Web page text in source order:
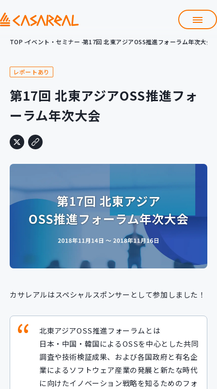
会社情報
サービス
プロダクト開発支援
クラウド導入支援
システム構築支援
研修サービス
カスタマイズコース 教材購入
新規開発サービス
パッケージ開発
イベント・セミナー
ニュース
採用情報
Contact
TOP イベント・セミナー 第17回 北東アジアOSS推進フォーラム年次大会
レポートあり
第17回 北東アジアOSS推進フォ
ーラム年次大会
カサレアルはスペシャルスポンサーとして参加しました！
北東アジアOSS推進フォーラムとは
日本・中国・韓国によるOSSを中心とした共同
調査や技術検証成果、および各国政府と有名企
業によるソフトウェア産業の発展と新たな時代
に向けたイノベーション戦略を知るためのフォ